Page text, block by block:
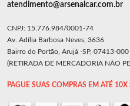
atendimento@arsenalcar.com.br
CNPJ: 15.776.984/0001-74
Av. Adília Barbosa Neves, 3636
Bairro do Portão, Arujá -SP, 07413-000
(RETIRADA DE MERCADORIA NÃO
PAGUE SUAS COMPRAS EM ATÉ 10X